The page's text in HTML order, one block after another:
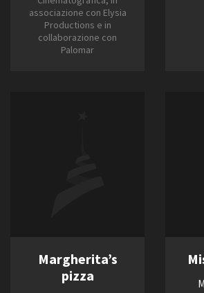
associazione con Elysia
Productions e in
collaborazione con
Palomar
Margherita’s
pizza